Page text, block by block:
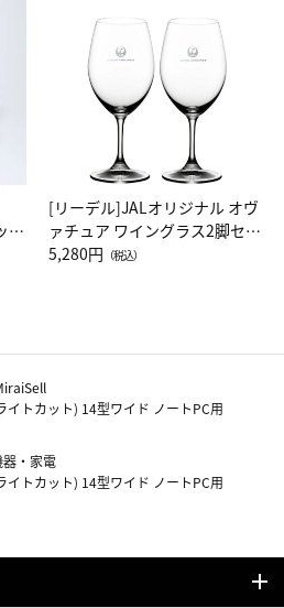
グ
[リーデル]JALオリジナル オヴ
ァチュア ワイングラス2脚セッ
ト（レッドワイン）
5,280円 （税込）
イトカット) 14型ワイド ノートPC用
器・家電
イトカット) 14型ワイド ノートPC用